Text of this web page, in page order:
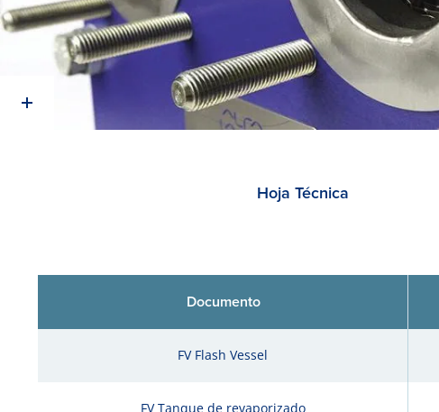
Hoja Técnica
Documento
FV Flash Vessel
FV Tanque de revaporizado